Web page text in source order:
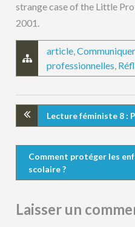
strange case of the Little
2001.
article,
professionnelles,
Lecture féministe 8 :
Comment protéger les
scolaire ?
Laisser un